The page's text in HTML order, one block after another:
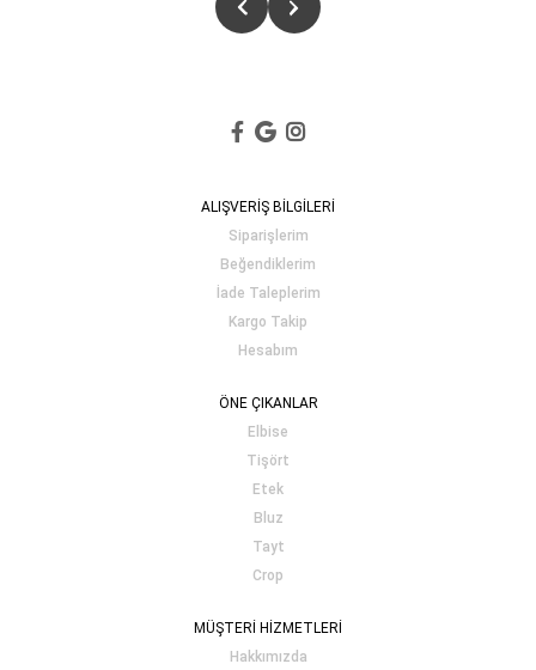
ALIŞVERİŞ BİLGİLERİ
Siparişlerim
Beğendiklerim
İade Taleplerim
Kargo Takip
Hesabım
ÖNE ÇIKANLAR
Elbise
Tişört
Etek
Bluz
Tayt
Crop
MÜŞTERİ HİZMETLERİ
Hakkımızda